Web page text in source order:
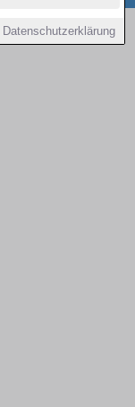
Datenschutzerklärung
by: 1a-sites-autos